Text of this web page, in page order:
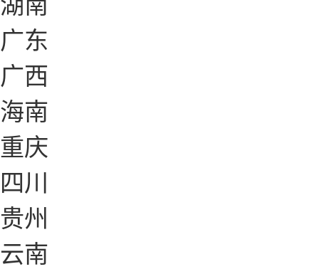
广东
广西
海南
重庆
四川
贵州
云南